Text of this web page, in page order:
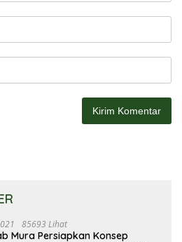
85693 Lihat
Mura Persiapkan Konsep